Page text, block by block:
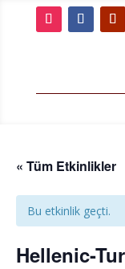
« Tüm Etkinlikler
Bu etkinlik geçti.
Hellenic-